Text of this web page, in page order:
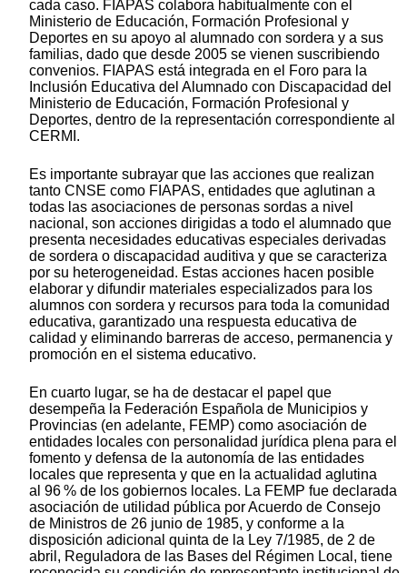
cada caso. FIAPAS colabora habitualmente con el
Ministerio de Educación, Formación Profesional y
Deportes en su apoyo al alumnado con sordera y a sus
familias, dado que desde 2005 se vienen suscribiendo
convenios. FIAPAS está integrada en el Foro para la
Inclusión Educativa del Alumnado con Discapacidad del
Ministerio de Educación, Formación Profesional y
Deportes, dentro de la representación correspondiente al
CERMI.
Es importante subrayar que las acciones que realizan
tanto CNSE como FIAPAS, entidades que aglutinan a
todas las asociaciones de personas sordas a nivel
nacional, son acciones dirigidas a todo el alumnado que
presenta necesidades educativas especiales derivadas
de sordera o discapacidad auditiva y que se caracteriza
por su heterogeneidad. Estas acciones hacen posible
elaborar y difundir materiales especializados para los
alumnos con sordera y recursos para toda la comunidad
educativa, garantizado una respuesta educativa de
calidad y eliminando barreras de acceso, permanencia y
promoción en el sistema educativo.
En cuarto lugar, se ha de destacar el papel que
desempeña la Federación Española de Municipios y
Provincias (en adelante, FEMP) como asociación de
entidades locales con personalidad jurídica plena para el
fomento y defensa de la autonomía de las entidades
locales que representa y que en la actualidad aglutina
al 96 % de los gobiernos locales. La FEMP fue declarada
asociación de utilidad pública por Acuerdo de Consejo
de Ministros de 26 junio de 1985, y conforme a la
disposición adicional quinta de la Ley 7/1985, de 2 de
abril, Reguladora de las Bases del Régimen Local, tiene